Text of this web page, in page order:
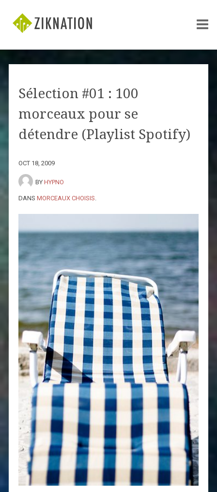
Sélection #01 : 100
morceaux pour se
détendre (Playlist Spotify)
OCT 18, 2009
BY HYPNO
DANS MORCEAUX CHOISIS